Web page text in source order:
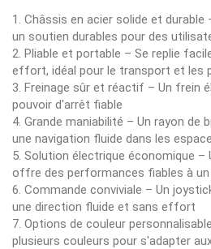
1. Châssis en acier solide et
un soutien durables pour des
2. Pliable et portable – Se replie
effort, idéal pour le transport et les
3. Freinage sûr et réactif – Un frein
pouvoir d'arrêt fiable
4. Grande maniabilité – Un rayon de
une navigation fluide dans les
5. Solution électrique économique –
offre des performances fiables à un
6. Commande conviviale – Un
une direction fluide et sans effort
7. Options de couleur
plusieurs couleurs pour s'adapter